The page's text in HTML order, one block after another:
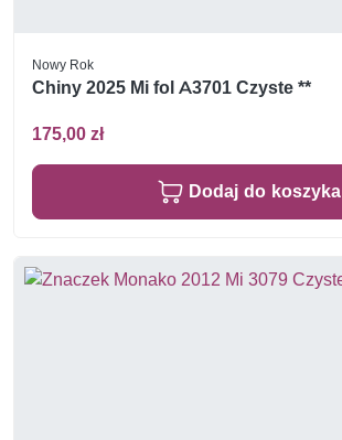
Nowy Rok
Chiny 2025 Mi fol A3701 Czyste **
175,00 zł
Dodaj do koszyka